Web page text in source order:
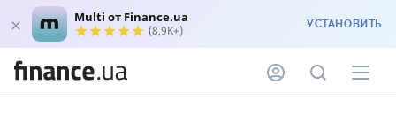
Multi от Finance.ua
(8,9K+) УСТАНОВИТЬ